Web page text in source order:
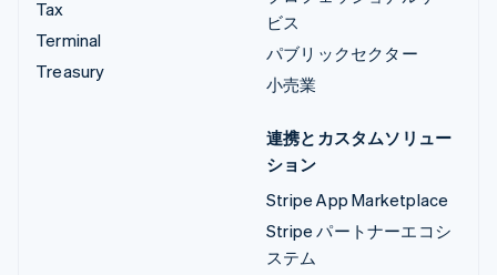
Tax
Terminal
Treasury
ビス
パブリックセクター
小売業
連携とカスタムソリュー
ション
Stripe App Marketplace
Stripe パートナーエコシ
ステム